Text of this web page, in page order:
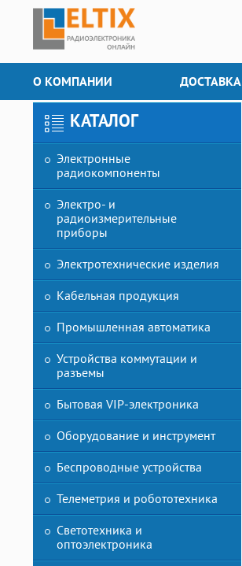
О КОМПАНИИ ДОСТАВКА
КАТАЛОГ
Электронные
радиокомпоненты
Электро- и
радиоизмерительные
приборы
Электротехнические изделия
Кабельная продукция
Промышленная автоматика
Устройства коммутации и
разъемы
Бытовая VIP-электроника
Оборудование и инструмент
Беспроводные устройства
Телеметрия и робототехника
Светотехника и
оптоэлектроника